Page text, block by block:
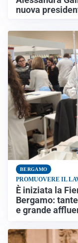
nuova
BERGAMO
PROMUOVERE IL
È iniziata la
Bergamo:
e grande